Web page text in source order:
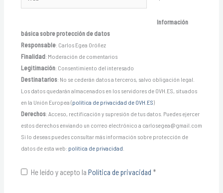
Información
básica sobre protección de datos
Responsable: Carlos Egea Oróñez
Finalidad: Moderación de comentarios
Legitimación: Consentimiento del interesado
Destinatarios: No se cederán datos a terceros, salvo obligación legal.
Los datos quedarán almacenados en los servidores de OVH.ES, situados
en la Unión Europea (política de privacidad de OVH.ES)
Derechos: Acceso, rectificación y supresión de tus datos. Puedes ejercer
estos derechos enviando un correo electrónico a carlosegea@gmail.com
Si lo deseas puedes consultar más información sobre protección de
datos de esta web: política de privacidad
He leído y acepto la Política de privacidad *